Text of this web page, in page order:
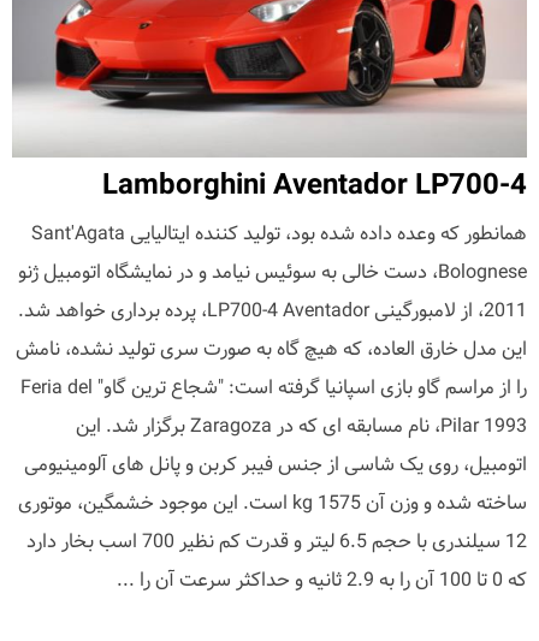
Lamborghini Aventador LP700-4
همانطور که وعده داده شده بود، تولید کننده ایتالیایی Sant'Agata
Bolognese، دست خالی به سوئیس نیامد و در نمایشگاه اتومبیل ژنو
2011، از لامبورگینی LP700-4 Aventador، پرده برداری خواهد شد.
این مدل خارق العاده، که هیچ گاه به صورت سری تولید نشده، نامش
را از مراسم گاو بازی اسپانیا گرفته است: "شجاع ترین گاو" Feria del
Pilar 1993، نام مسابقه ای که در Zaragoza برگزار شد. این
اتومبیل، روی یک شاسی از جنس فیبر کربن و پانل های آلومینیومی
ساخته شده و وزن آن 1575 kg است. این موجود خشمگین، موتوری
12 سیلندری با حجم 6.5 لیتر و قدرت کم نظیر 700 اسب بخار دارد
که 0 تا 100 آن را به 2.9 ثانیه و حداکثر سرعت آن را ...